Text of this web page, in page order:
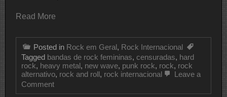
Read More
Posted in Rock em Geral, Rock Internacional
Tagged bandas de rock femininas, censuradas, hard
rock, heavy metal, new wave, punk rock, rock, rock
alternativo, rock and roll, rock internacional
Leave a
Commenton
15